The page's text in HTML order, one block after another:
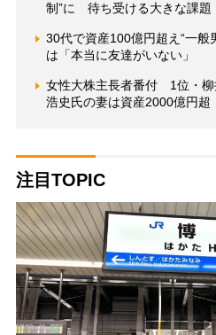
制”に 待ち受ける大きな課題
30代で資産100億円超え“一
は「本当に友達がいない」
女性大株主長者番付 1位・柳
浩史氏の妻は資産2000億円超
注目TOPIC